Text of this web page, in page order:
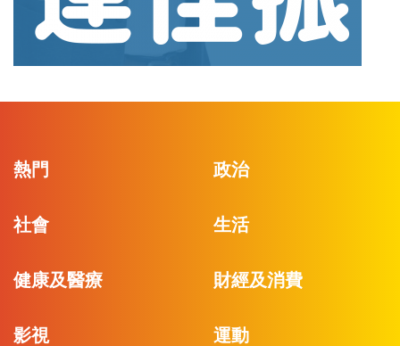
熱門 政治
社會 生活
健康及醫療 財經及消費
影視 運動